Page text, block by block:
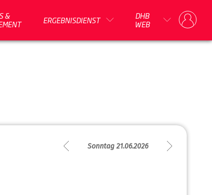
&
ERGEBNISDIENST
DHB
WEB
Sonntag 21.06.2026